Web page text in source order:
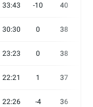
33:43 -10 40
30:30 0 38
23:23 0 38
22:21 1 37
22:26 -4 36